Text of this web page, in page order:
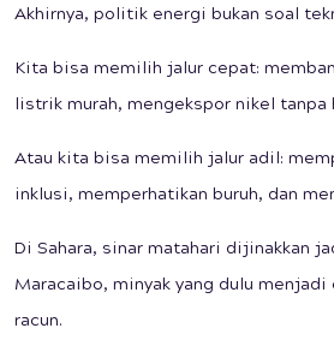
Akhirnya, politik energi bukan soal
Kita bisa memilih jalur cepat:
listrik murah, mengekspor nikel tanpa
Atau kita bisa memilih jalur adil:
inklusi, memperhatikan buruh, dan
Di Sahara, sinar matahari dijinakkan
Maracaibo, minyak yang dulu
racun.